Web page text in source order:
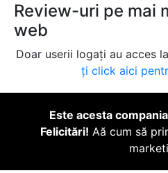
Review-uri pe mai
web
Doar userii logați au acces
ți click aici
Este acesta
Felicitări! Aă cum să